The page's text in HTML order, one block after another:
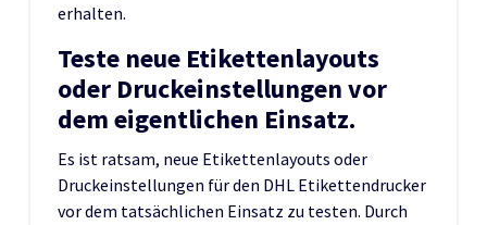
erhalten.
Teste neue Etikettenlayouts
oder Druckeinstellungen vor
dem eigentlichen Einsatz.
Es ist ratsam, neue Etikettenlayouts oder
Druckeinstellungen für den DHL Etikettendrucker
vor dem tatsächlichen Einsatz zu testen. Durch